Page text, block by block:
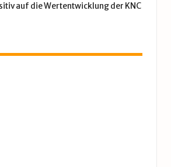
auf die Wertentwicklung der KNC